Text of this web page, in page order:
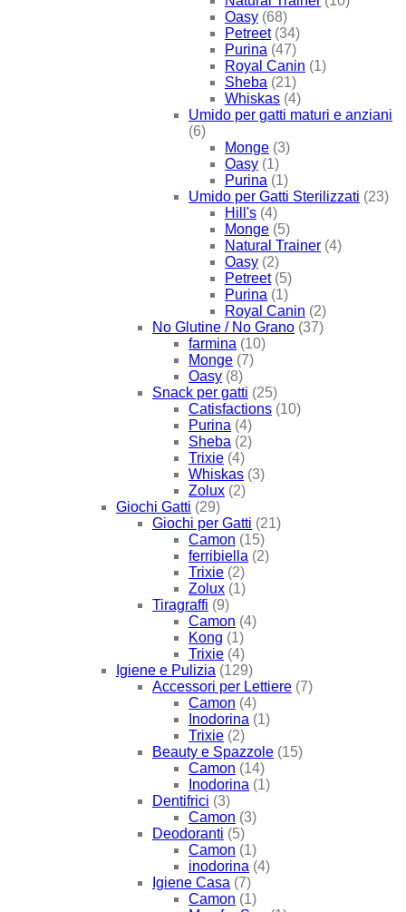
Oasy (68)
Petreet (34)
Purina (47)
Royal Canin (1)
Sheba (21)
Whiskas (4)
Umido per gatti maturi e anziani
(6)
Monge (3)
Oasy (1)
Purina (1)
Umido per Gatti Sterilizzati (23)
Hill's (4)
Monge (5)
Natural Trainer (4)
Oasy (2)
Petreet (5)
Purina (1)
Royal Canin (2)
No Glutine / No Grano (37)
farmina (10)
Monge (7)
Oasy (8)
Snack per gatti (25)
Catisfactions (10)
Purina (4)
Sheba (2)
Trixie (4)
Whiskas (3)
Zolux (2)
Giochi Gatti (29)
Giochi per Gatti (21)
Camon (15)
ferribiella (2)
Trixie (2)
Zolux (1)
Tiragraffi (9)
Camon (4)
Kong (1)
Trixie (4)
Igiene e Pulizia (129)
Accessori per Lettiere (7)
Camon (4)
Inodorina (1)
Trixie (2)
Beauty e Spazzole (15)
Camon (14)
Inodorina (1)
Dentifrici (3)
Camon (3)
Deodoranti (5)
Camon (1)
inodorina (4)
Igiene Casa (7)
Camon (1)